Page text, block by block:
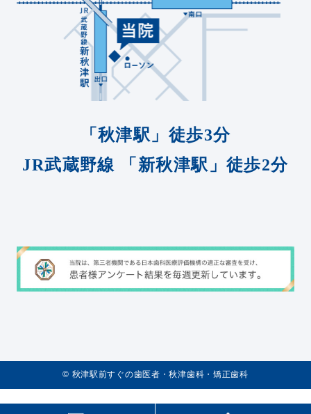
「秋津駅」徒歩3分
JR武蔵野線
「新秋津駅」徒歩2分
©️ 秋津駅前すぐの歯医者・秋津歯科・矯正歯科